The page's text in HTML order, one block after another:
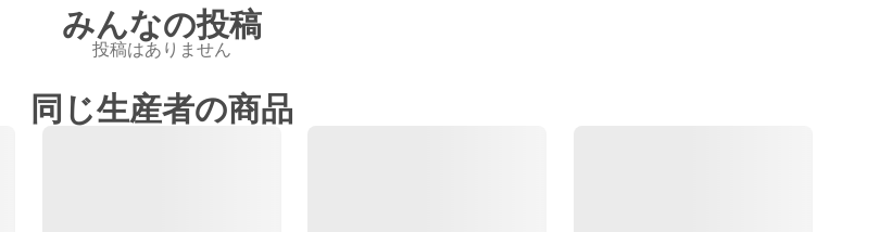
みんなの投稿
投稿はありません
同じ生産者の商品